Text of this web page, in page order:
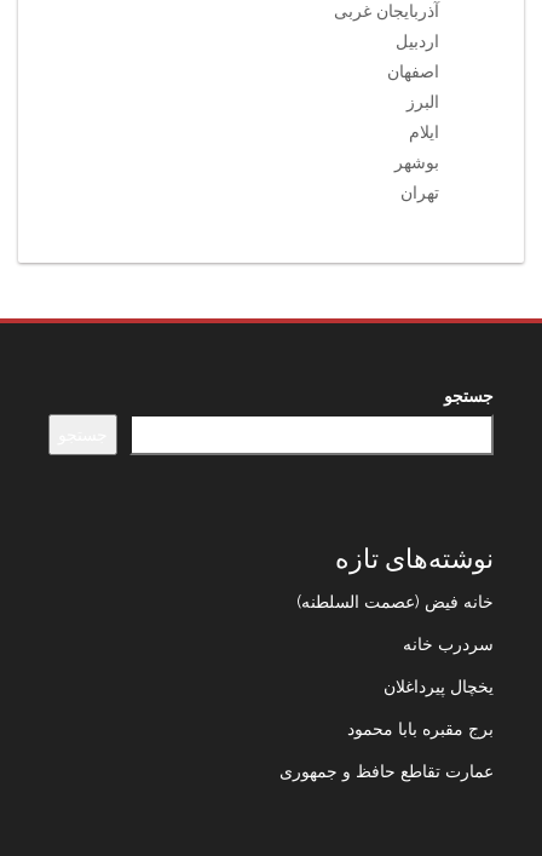
آذربایجان غربی
اردبیل
اصفهان
البرز
ایلام
بوشهر
تهران
جستجو
نوشته‌های تازه
خانه فیض (عصمت السلطنه)
سردرب خانه
یخچال پیرداغلان
برج مقبره بابا محمود
عمارت تقاطع حافظ و جمهوری